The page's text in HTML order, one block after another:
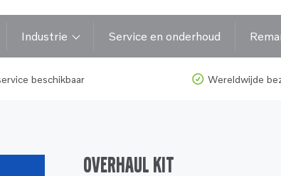
Industrie Service en onderhoud
beschikbaar Wereldwijde
OVERHAUL KIT